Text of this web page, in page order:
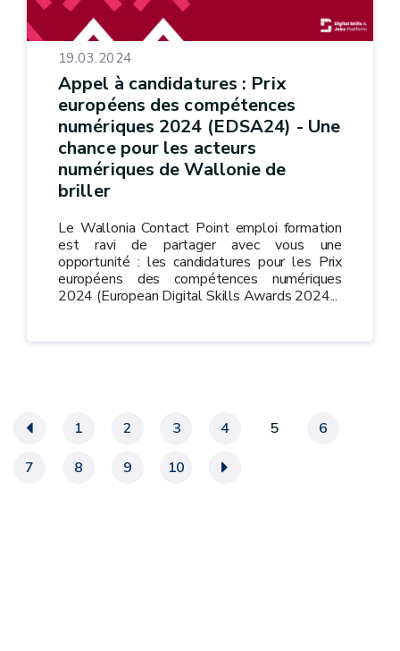
19.03.2024
Appel à candidatures : Prix
européens des compétences
numériques 2024 (EDSA24) - Une
chance pour les acteurs
numériques de Wallonie de
briller
Le Wallonia Contact Point emploi formation
est ravi de partager avec vous une
opportunité : les candidatures pour les Prix
européens des compétences numériques
2024 (European Digital Skills Awards 2024...
« 1 2 3 4 5
6
7
8 9 10 »